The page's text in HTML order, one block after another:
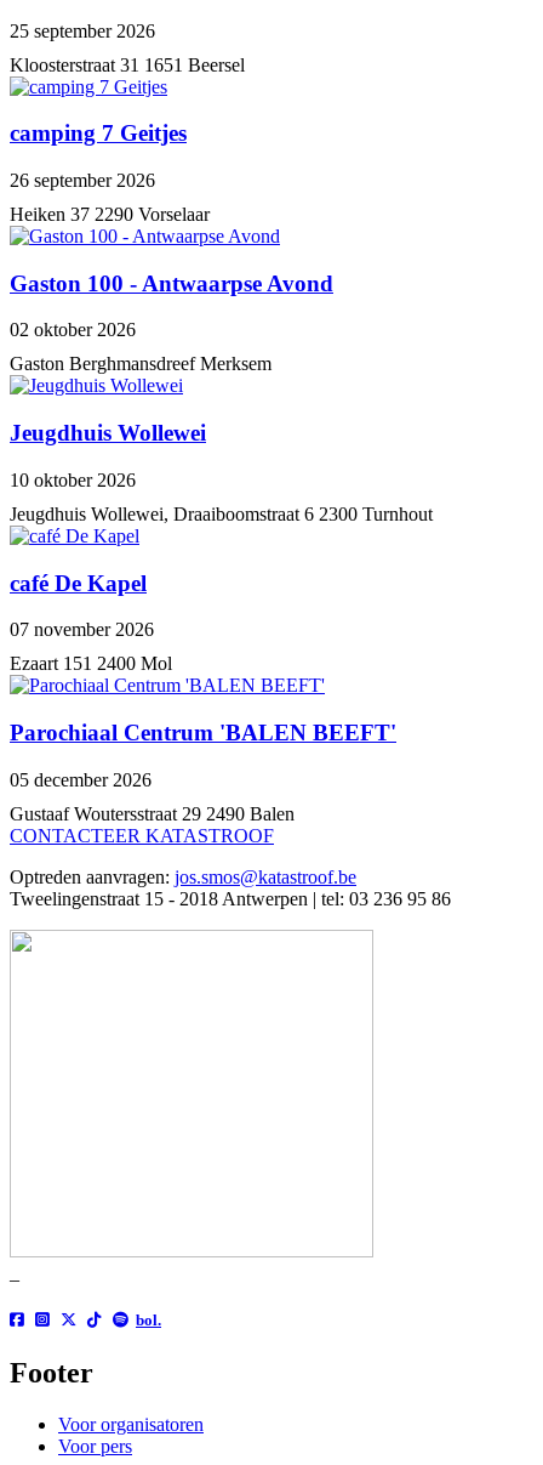
25 september 2026
Kloosterstraat 31 1651 Beersel
camping 7 Geitjes
26 september 2026
Heiken 37 2290 Vorselaar
Gaston 100 - Antwaarpse Avond
02 oktober 2026
Gaston Berghmansdreef Merksem
Jeugdhuis Wollewei
10 oktober 2026
Jeugdhuis Wollewei, Draaiboomstraat 6 2300 Turnhout
café De Kapel
07 november 2026
Ezaart 151 2400 Mol
Parochiaal Centrum 'BALEN BEEFT'
05 december 2026
Gustaaf Woutersstraat 29 2490 Balen
CONTACTEER KATASTROOF
Optreden aanvragen: jos.smos@katastroof.be
Tweelingenstraat 15 - 2018 Antwerpen | tel: 03 236 95 86
bol.
Footer
Voor organisatoren
Voor pers